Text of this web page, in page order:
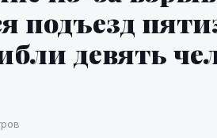
подъезд
девять